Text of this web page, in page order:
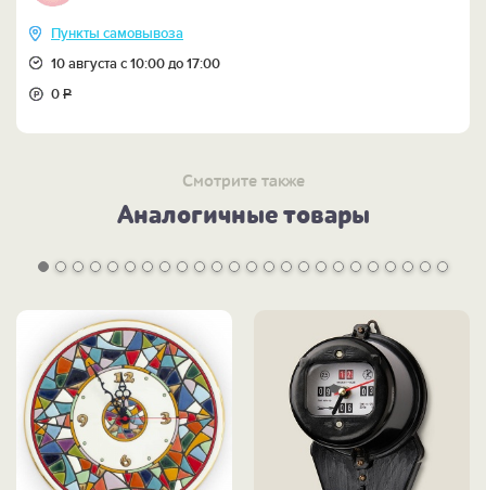
Пункты самовывоза
10 августа с 10:00 до 17:00
0Р
Смотрите также
Аналогичные товары